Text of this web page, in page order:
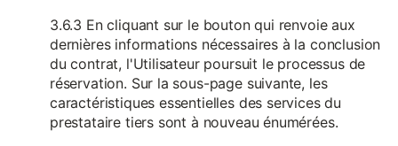
3.6.3 En cliquant sur le bouton qui renvoie aux
dernières informations nécessaires à la conclusion
du contrat, l'Utilisateur poursuit le processus de
réservation. Sur la sous-page suivante, les
caractéristiques essentielles des services du
prestataire tiers sont à nouveau énumérées.